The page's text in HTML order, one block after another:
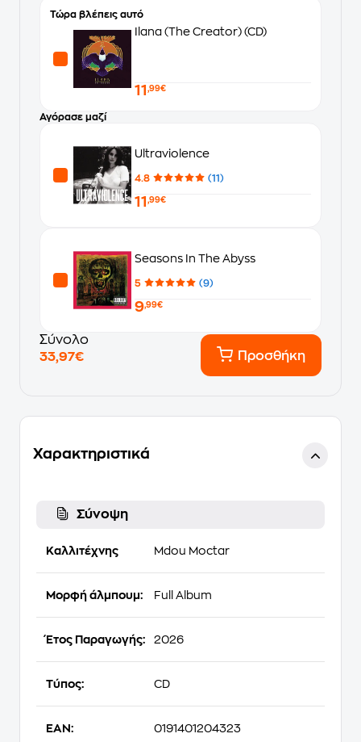
Τώρα βλέπεις αυτό
Ilana (The Creator) (CD)
11 ,99€
Αγόρασε μαζί
Ultraviolence
4.8 (11)
11 ,99€
Seasons In The Abyss
5 (9)
9,99€
Σύνολο
33,97€
Προσθήκη
Χαρακτηριστικά
Σύνοψη
Καλλιτέχνης Mdou Moctar
Μορφή άλμπουμ: Full Album
Έτος Παραγωγής: 2026
Τύπος: CD
EAN: 0191401204323